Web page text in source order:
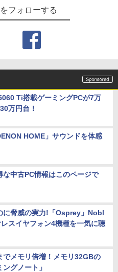
フォローする
Ti搭載ゲーミングPCが7万
万円台！
HOME」サウンドを体感
な中古PC情報はこのページで
に脅威の実力!「Osprey」Nobl
スイヤフォン4機種を一気に聴
でメモリ倍増！メモリ32GBの
ングノート」